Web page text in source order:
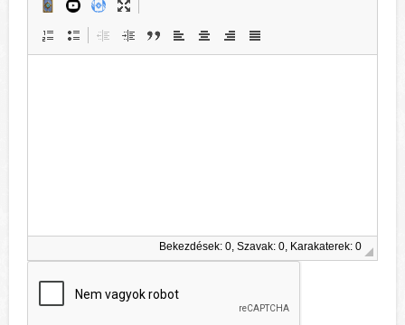
Bekezdések: 0, Szavak: 0, Karakaterek: 0